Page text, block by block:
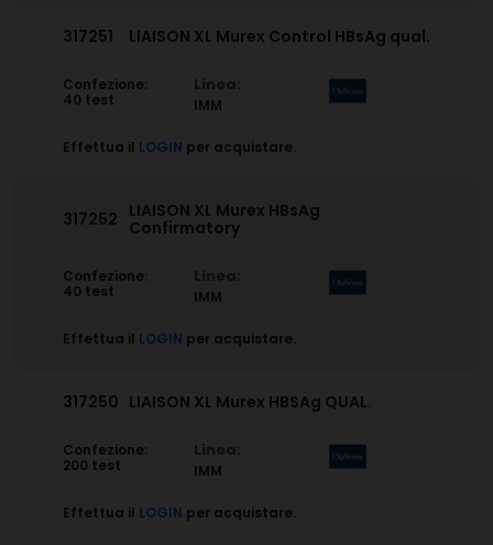
317251 LIAISON XL Murex Control HBsAg qual.
Confezione:
40 test
Linea:
IMM
Effettua il LOGIN per acquistare.
317252 LIAISON XL Murex HBsAg
Confirmatory
Confezione:
40 test
Linea:
IMM
Effettua il LOGIN per acquistare.
317250 LIAISON XL Murex HBSAg QUAL.
Confezione:
200 test
Linea:
IMM
Effettua il LOGIN per acquistare.